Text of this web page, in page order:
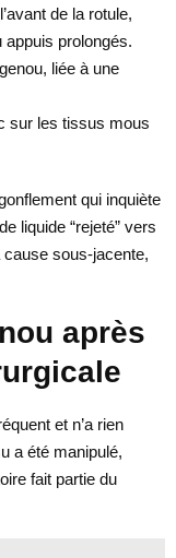
de la rotule,
prolongés.
liée à une
sur les tissus mous
qui inquiète
liquide “rejeté” vers
cause sous-jacente,
après
et n’a rien
a été manipulé,
fait partie du